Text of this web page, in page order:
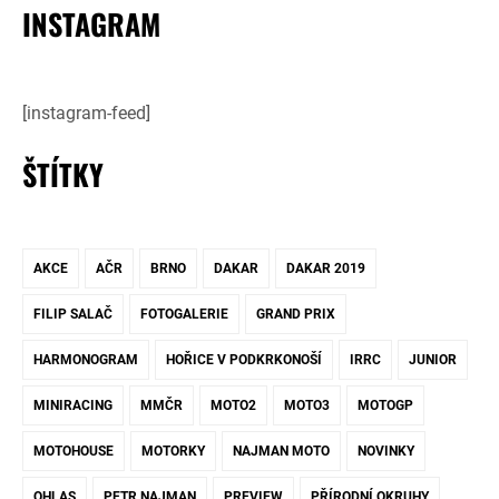
INSTAGRAM
[instagram-feed]
ŠTÍTKY
AKCE AČR BRNO DAKAR DAKAR 2019
FILIP SALAČ FOTOGALERIE GRAND PRIX
HARMONOGRAM HOŘICE V PODKRKONOŠÍ IRRC JUNIOR
MINIRACING MMČR MOTO2 MOTO3 MOTOGP
MOTOHOUSE MOTORKY NAJMAN MOTO NOVINKY